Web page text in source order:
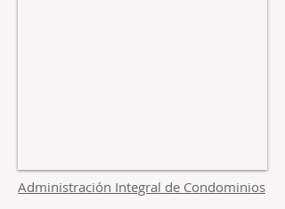
​Administración Integral de Condominios